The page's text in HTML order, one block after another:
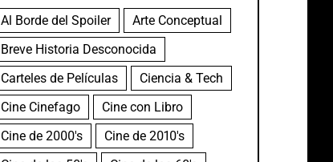
Al Borde del Spoiler
Arte Conceptual
Breve Historia Desconocida
Carteles de Películas
Ciencia & Tech
Cine Cinefago
Cine con Libro
Cine de 2000's
Cine de 2010's